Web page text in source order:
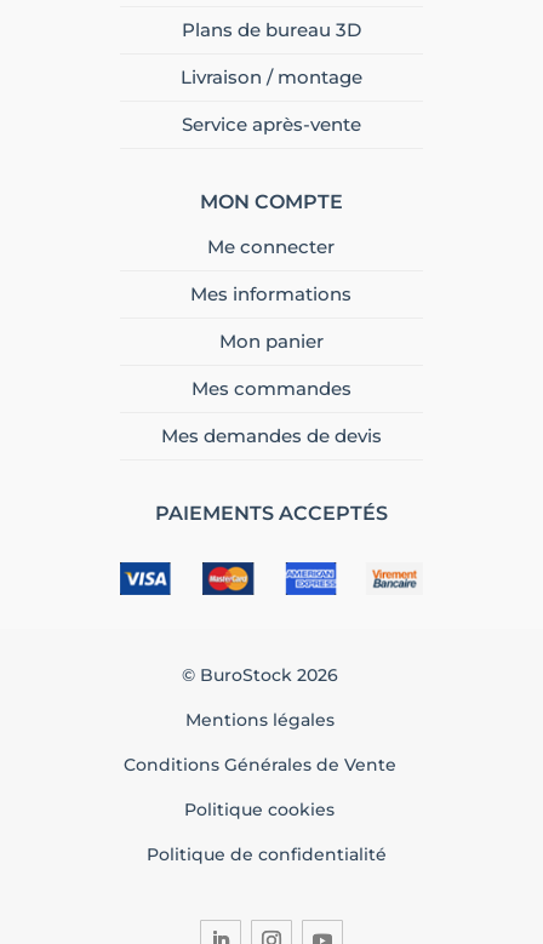
Plans de bureau 3D
Livraison / montage
Service après-vente
MON COMPTE
Me connecter
Mes informations
Mon panier
Mes commandes
Mes demandes de devis
PAIEMENTS ACCEPTÉS
© BuroStock 2026
Mentions légales
Conditions Générales de Vente
Politique cookies
Politique de confidentialité